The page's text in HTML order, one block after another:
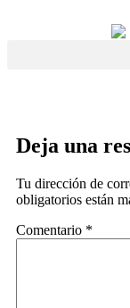
Deja una
Tu dirección de
obligatorios están
Comentario *